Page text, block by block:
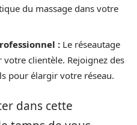
du massage dans votre
: Le réseautage
clientèle. Rejoignez des
pour élargir votre réseau.
dans cette